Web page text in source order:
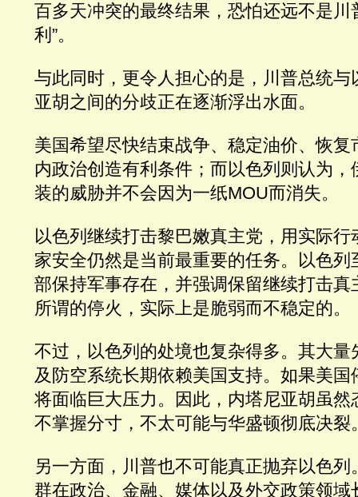
百多天冲突的最终结果，恐怕还远不是川
利”。
与此同时，更令人担心的是，川普总统与
亚胡之间的分歧正在逐渐浮出水面。
美国希望尽快结束战争、稳定油价、恢复
内政治创造有利条件；而以色列则认为，
装的威胁并不会因为一纸MOU而消失。
以色列继续打击黎巴嫩真主党，用实际行
家安全仍然是当前最重要的任务。以色列
部保持军事存在，并强调保留继续打击真
所谓的停火，实际上是脆弱而不稳定的。
不过，以色列的处境也复杂得多。其大量
及防空系统长期依赖美国支持。如果美国
将面临巨大压力。因此，内塔尼亚胡虽然
不掌握分寸，不太可能与华盛顿彻底决裂
另一方面，川普也不可能真正抛弃以色
群在政治、金融、媒体以及外交政策领域